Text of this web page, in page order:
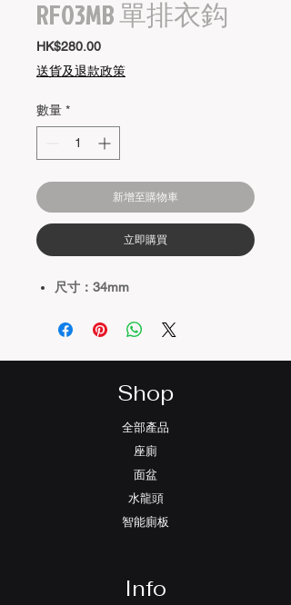
RF03MB 單排衣鈎
HK$280.00價
格
送貨及退款政策
數量 *
新增至購物車
立即購買
尺寸：34mm
Shop
全部產品
座廁
面盆
水龍頭
智能廁板
Info